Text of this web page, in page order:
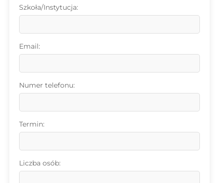
Szkoła/Instytucja:
Email:
Numer telefonu:
Termin:
Liczba osób: